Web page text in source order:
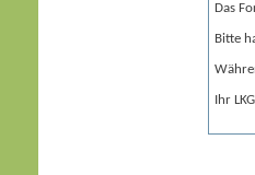
Das
Bitte
Ihr